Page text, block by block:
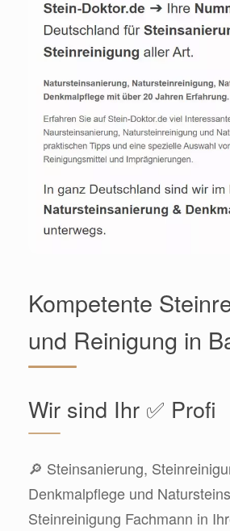
Kompetente
und Reinigung in
Wir sind Ihr ✅ Profi
🔎 Steinsanierung,
Denkmalpflege und
Steinreinigung Fachmann in